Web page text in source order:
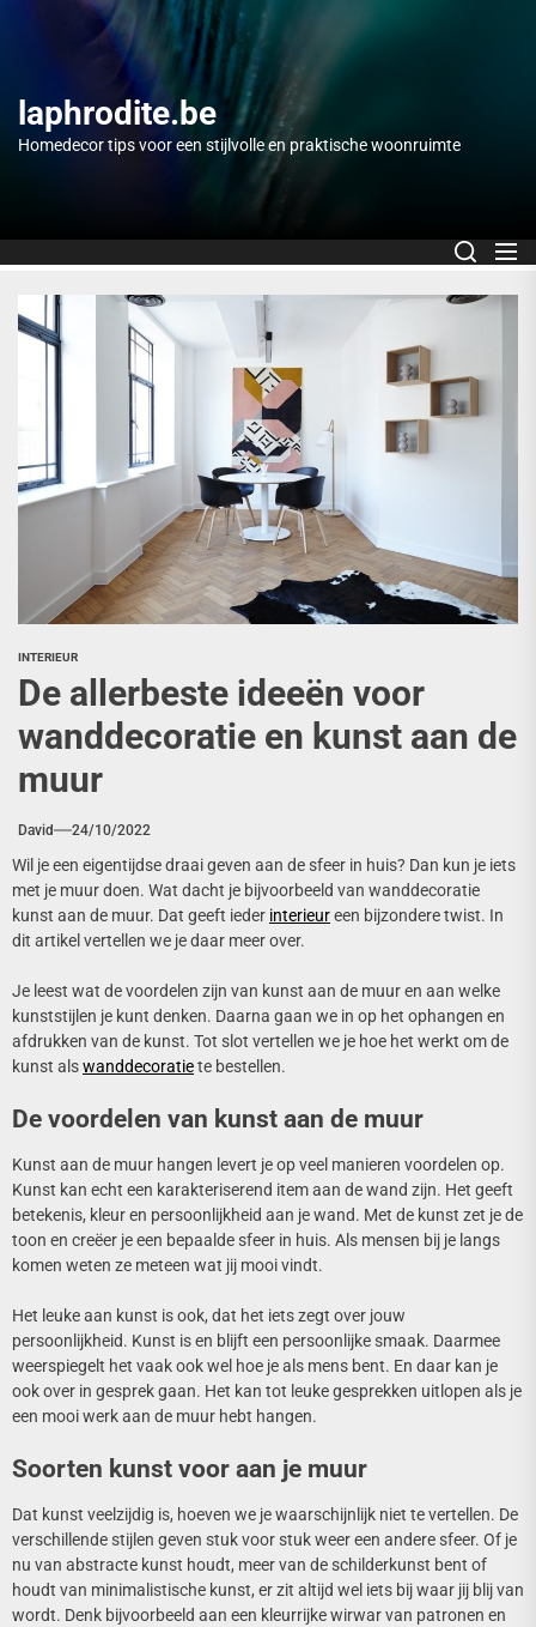
content
laphrodite.be
Homedecor tips voor een stijlvolle en praktische woonruimte
INTERIEUR
De allerbeste ideeën voor
wanddecoratie en kunst aan de
muur
David 24/10/2022
Wil je een eigentijdse draai geven aan de sfeer in huis? Dan kun je iets
met je muur doen. Wat dacht je bijvoorbeeld van wanddecoratie
kunst aan de muur. Dat geeft ieder interieureen bijzondere twist. In
dit artikel vertellen we je daar meer over.
Je leest wat de voordelen zijn van kunst aan de muur en aan welke
kunststijlen je kunt denken. Daarna gaan we in op het ophangen en
afdrukken van de kunst. Tot slot vertellen we je hoe het werkt om de
kunst alswanddecoratiete bestellen.
De voordelen van kunst aan de muur
Kunst aan de muur hangen levert je op veel manieren voordelen op.
Kunst kan echt een karakteriserend item aan de wand zijn. Het geeft
betekenis, kleur en persoonlijkheid aan je wand. Met de kunst zet je de
toon en creëer je een bepaalde sfeer in huis. Als mensen bij je langs
komen weten ze meteen wat jij mooi vindt.
Het leuke aan kunst is ook, dat het iets zegt over jouw
persoonlijkheid. Kunst is en blijft een persoonlijke smaak. Daarmee
weerspiegelt het vaak ook wel hoe je als mens bent. En daar kan je
ook over in gesprek gaan. Het kan tot leuke gesprekken uitlopen als je
een mooi werk aan de muur hebt hangen.
Soorten kunst voor aan je muur
Dat kunst veelzijdig is, hoeven we je waarschijnlijk niet te vertellen. De
verschillende stijlen geven stuk voor stuk weer een andere sfeer. Of je
nu van abstracte kunst houdt, meer van de schilderkunst bent of
houdt van minimalistische kunst, er zit altijd wel iets bij waar jij blij van
wordt. Denk bijvoorbeeld aan een kleurrijke wirwar van patronen en